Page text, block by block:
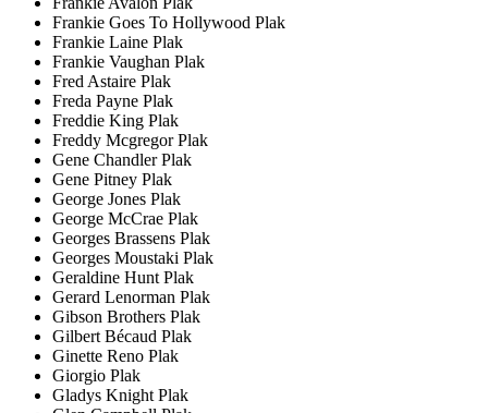
Frankie Goes To Hollywood Plak
Frankie Laine Plak
Frankie Vaughan Plak
Fred Astaire Plak
Freda Payne Plak
Freddie King Plak
Freddy Mcgregor Plak
Gene Chandler Plak
Gene Pitney Plak
George Jones Plak
George McCrae Plak
Georges Brassens Plak
Georges Moustaki Plak
Geraldine Hunt Plak
Gerard Lenorman Plak
Gibson Brothers Plak
Gilbert Bécaud Plak
Ginette Reno Plak
Giorgio Plak
Gladys Knight Plak